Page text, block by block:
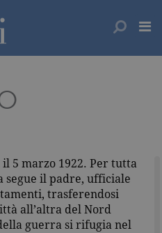
il 5 marzo 1922. Per tutta
segue il padre, ufficiale
trasferendosi
all’altra del Nord
guerra si rifugia nel